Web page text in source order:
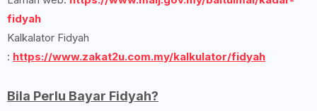
fidyah
Kalkalator Fidyah
: https://www.zakat2u.com.my/kalkulator/fidyah
Bila Perlu Bayar Fidyah?